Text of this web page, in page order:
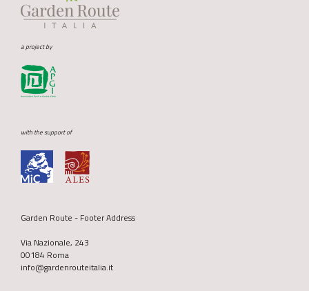
a project by
with the support of
Garden Route - Footer Address
Via Nazionale, 243
00184 Roma
info@gardenrouteitalia.it